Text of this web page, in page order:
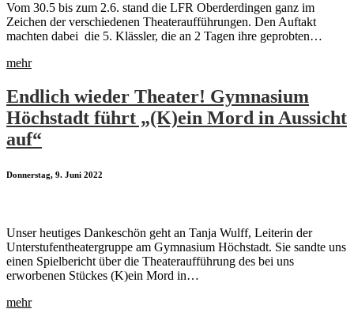
Vom 30.5 bis zum 2.6. stand die LFR Oberderdingen ganz im
Zeichen der verschiedenen Theateraufführungen. Den Auftakt
machten dabei die 5. Klässler, die an 2 Tagen ihre geprobten…
mehr
Endlich wieder Theater! Gymnasium
Höchstadt führt „(K)ein Mord in Aussicht
auf“
Donnerstag, 9. Juni 2022
Unser heutiges Dankeschön geht an Tanja Wulff, Leiterin der
Unterstufentheatergruppe am Gymnasium Höchstadt. Sie sandte uns
einen Spielbericht über die Theateraufführung des bei uns
erworbenen Stückes (K)ein Mord in…
mehr